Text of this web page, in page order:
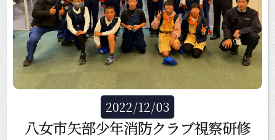
2022/12/03
八女市矢部少年消防クラブ視察研修